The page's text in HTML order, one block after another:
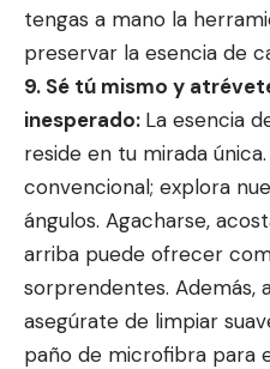
tengas a mano la
preservar la esencia de
9. Sé tú mismo y
inesperado: La esencia
reside en tu mirada
convencional; explora
ángulos. Agacharse,
arriba puede ofrecer
sorprendentes. Además,
asegúrate de limpiar
paño de microfibra para